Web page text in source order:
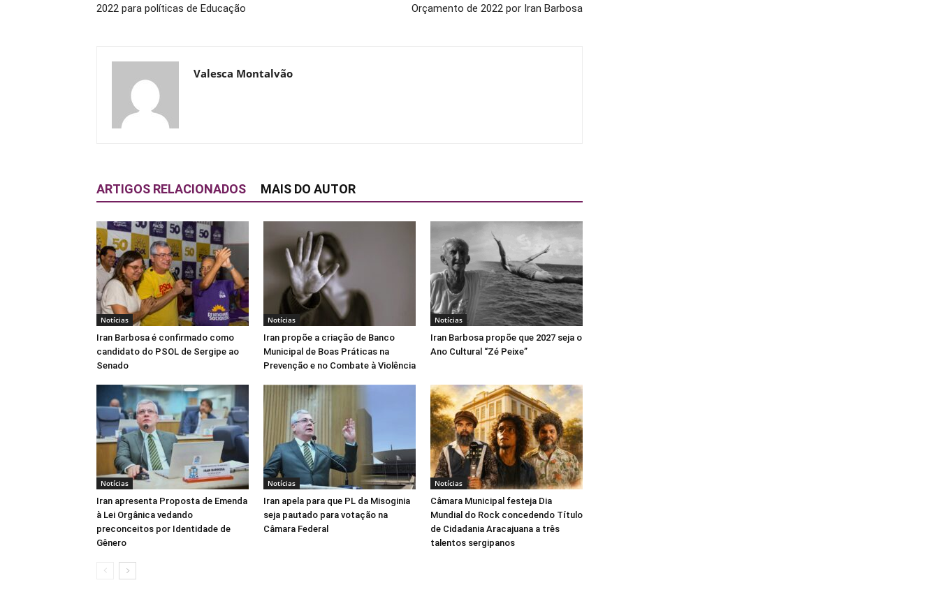
2022 para políticas de Educação
Orçamento de 2022 por Iran Barbosa
Valesca Montalvão
ARTIGOS RELACIONADOS MAIS DO AUTOR
Notícias
Iran Barbosa é confirmado como
candidato do PSOL de Sergipe ao
Senado
Notícias
Iran propõe a criação de Banco
Municipal de Boas Práticas na
Prevenção e no Combate à Violência
Notícias
Iran Barbosa propõe que 2027 seja o
Ano Cultural “Zé Peixe”
Notícias
Iran apresenta Proposta de Emenda
à Lei Orgânica vedando
preconceitos por Identidade de
Gênero
Notícias
Iran apela para que PL da Misoginia
seja pautado para votação na
Câmara Federal
Notícias
Câmara Municipal festeja Dia
Mundial do Rock concedendo Título
de Cidadania Aracajuana a três
talentos sergipanos